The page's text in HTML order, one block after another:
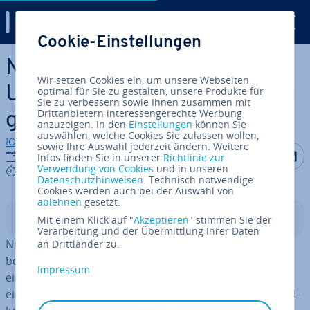
Zum Haupt­in­halt springen
NGINX Reverse Proxy auf
Ubuntu 22.04 ein­rich­ten – so
geht‘s
IONOS Redaktion
04.07.2024
5 mins
Auf Auf
In­halts­ver­zeich­nis
NGINX als Reverse Proxy ein­zu­set­zen, ist eine sehr
beliebte und emp­feh­lens­wer­te Option. Um die Lösung
ein­zu­rich­ten, müssen Sie lediglich NGINX in­stal­lie­ren,
eine Kon­fi­gu­ra­ti­ons­da­tei erstellen und die Ser­ver­ein­stel­
Cookie-Einstellungen
Wir setzen Cookies ein, um unsere Webseiten
optimal für Sie zu gestalten, unsere Produkte für
Sie zu verbessern sowie Ihnen zusammen mit
Drittanbietern interessengerechte Werbung
anzuzeigen. In den Einstellungen können Sie
auswählen, welche Cookies Sie zulassen wollen,
sowie Ihre Auswahl jederzeit ändern. Weitere
Infos finden Sie in unserer Richtlinie zur
Verwendung von Cookies und in unseren
Datenschutzhinweisen. Technisch notwendige
Cookies werden auch bei der Auswahl von
ablehnen gesetzt.
Mit einem Klick auf "Akzeptieren" stimmen Sie der
Verarbeitung und der Übermittlung Ihrer Daten
an Drittländer zu.
Impressum